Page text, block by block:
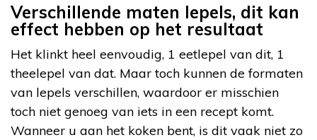
Verschillende maten lepels, dit kan
effect hebben op het resultaat
Het klinkt heel eenvoudig, 1 eetlepel van dit, 1
theelepel van dat. Maar toch kunnen de formaten
van lepels verschillen, waardoor er misschien
toch niet genoeg van iets in een recept komt.
Wanneer u aan het koken bent, is dit vaak niet zo